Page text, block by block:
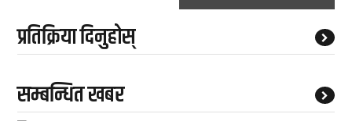
प्रतिक्रिया दिनुहोस्
सम्बन्धित खबर